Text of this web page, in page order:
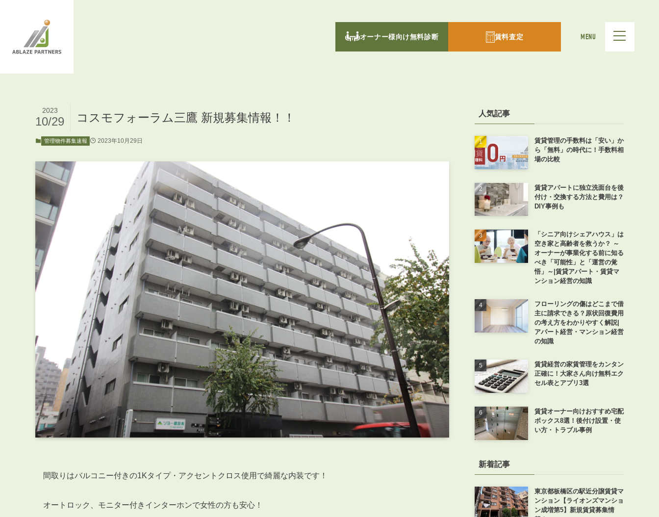
オーナー様向け無料診断 賃料査定 MENU
コスモフォーラム三鷹 新規募集情報！！
2023
10/29
管理物件募集速報 2023年10月29日
間取りはバルコニー付きの1Kタイプ・アクセントクロス使用で綺麗な内装です！
オートロック、モニター付きインターホンで女性の方も安心！
人気記事
賃貸管理の手数料は「安い」か
ら「無料」の時代に！手数料相
場の比較
賃貸アパートに独立洗面台を後
付け・交換する方法と費用は？
DIY事例も
「シニア向けシェアハウス」は
空き家と高齢者を救うか？ ～
オーナーが事業化する前に知る
べき「可能性」と「運営の覚
悟」～|賃貸アパート・賃貸マ
ンション経営の知識
フローリングの傷はどこまで借
主に請求できる？原状回復費用
の考え方をわかりやすく解説|
アパート経営・マンション経営
の知識
賃貸経営の家賃管理をカンタン
正確に！大家さん向け無料エク
セル表とアプリ3選
賃貸オーナー向けおすすめ宅配
ボックス8選！後付け設置・使
い方・トラブル事例
新着記事
東京都板橋区の駅近分譲賃貸マ
ンション【ライオンズマンショ
ン成増第5】新規賃貸募集情